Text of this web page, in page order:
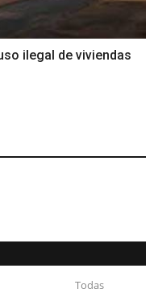
ilegal de viviendas
Todas